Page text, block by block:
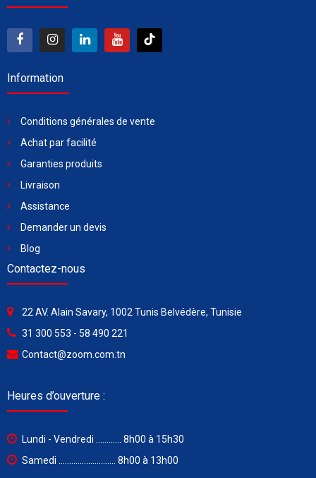
Information
Conditions générales de vente
Achat par facilité
Garanties produits
Livraison
Assistance
Demander un devis
Blog
Contactez-nous
22 AV. Alain Savary, 1002 Tunis Belvédère, Tunisie
31 300 553 - 58 490 221
Contact@zoom.com.tn
Heures d’ouverture :
Lundi - Vendredi ............ 8h00 à 15h30
Samedi ........................... 8h00 à 13h00